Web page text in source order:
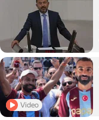
Video